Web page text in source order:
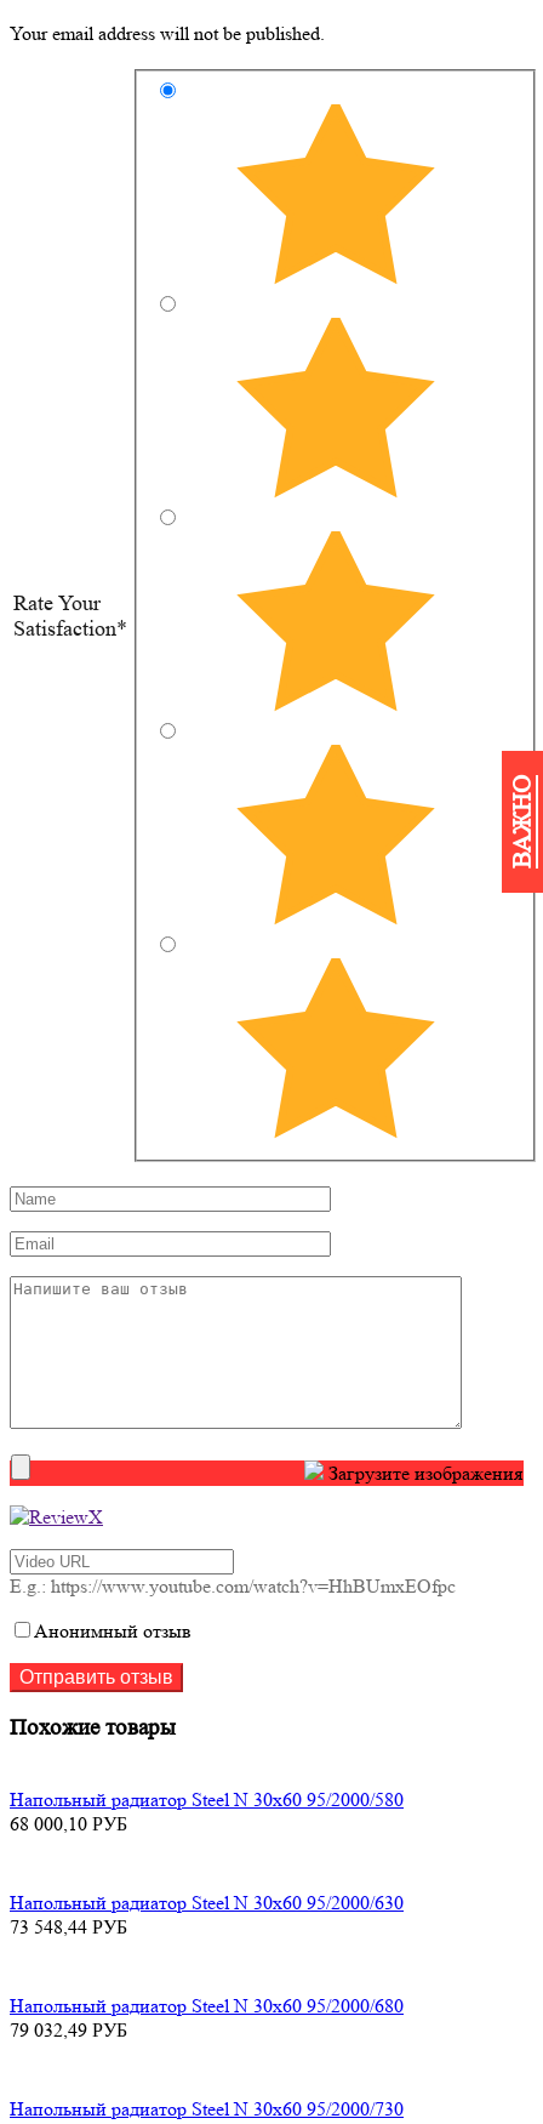
ВАЖНО
Your email address will not be published.
Rate Your
Satisfaction*
Загрузите изображения
E.g.: https://www.youtube.com/watch?v=HhBUmxEOfpc
Анонимный отзыв
Похожие товары
Напольный радиатор Steel N 30х60 95/2000/580
68 000,10 РУБ
Напольный радиатор Steel N 30х60 95/2000/630
73 548,44 РУБ
Напольный радиатор Steel N 30х60 95/2000/680
79 032,49 РУБ
Напольный радиатор Steel N 30х60 95/2000/730